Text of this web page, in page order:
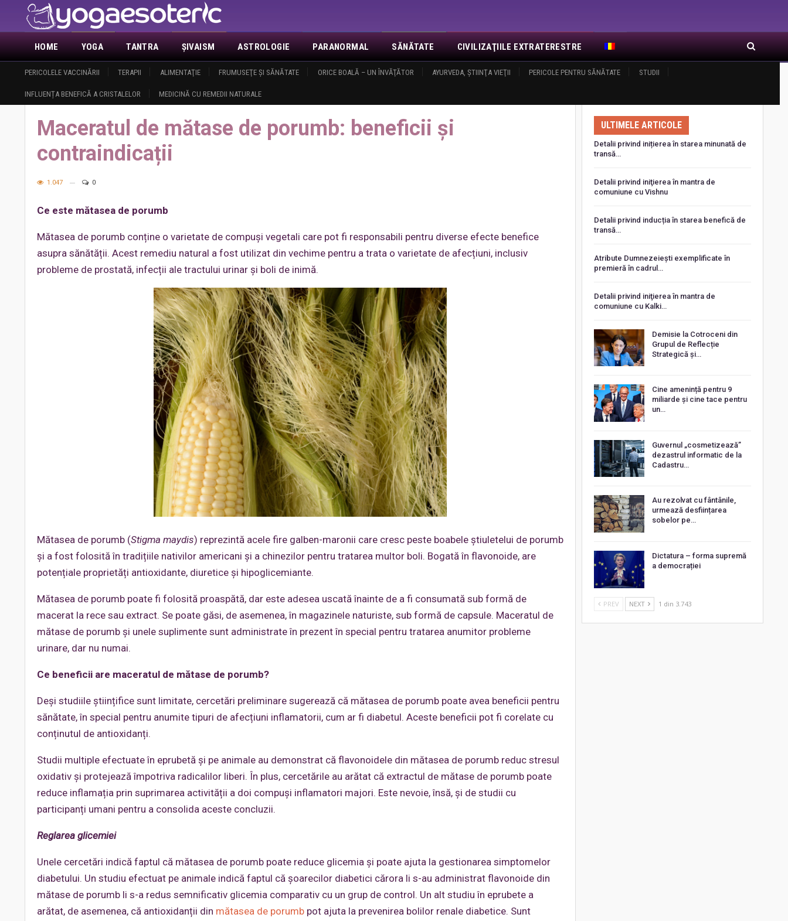
HOME
ACTUALITATE DEMASCAREA MASONERIEI ANUNŢURI DESPRE NOI EVENIMENTE REVELAŢII MISA CONTACT LOGIN ORA DE RĂSĂRIT ARTICOLE RECENTE
YOGA TANTRA ŞIVAISM ASTROLOGIE PARANORMAL SĂNĂTATE
PERICOLELE VACCINĂRII TERAPII ALIMENTAŢIE FRUMUSEŢE ŞI SĂNĂTATE ORICE BOALĂ – UN ÎNVĂŢĂTOR AYURVEDA, ŞTIINŢA VIEŢII PERICOLE PENTRU SĂNĂTATE STUDII
INFLUENȚA BENEFICĂ A CRISTALELOR MEDICINĂ CU REMEDII NATURALE
CIVILIZAŢIILE EXTRATERESTRE
Home Sănătate Terapii Maceratul de mătase de porumb: beneficii și contraindicații
Maceratul de mătase de porumb: beneficii și
contraindicații
1.047 0
Ce este mătasea de porumb
Mătasea de porumb conține o varietate de compuși vegetali care pot fi responsabili pentru diverse efecte benefice
asupra sănătății. Acest remediu natural a fost utilizat din vechime pentru a trata o varietate de afecțiuni, inclusiv
probleme de prostată, infecții ale tractului urinar și boli de inimă.
Mătasea de porumb (Stigma maydis) reprezintă acele fire galben-maronii care cresc peste boabele știuletelui de porumb
și a fost folosită în tradițiile nativilor americani și a chinezilor pentru tratarea multor boli. Bogată în flavonoide, are
potențiale proprietăți antioxidante, diuretice și hipoglicemiante.
Mătasea de porumb poate fi folosită proaspătă, dar este adesea uscată înainte de a fi consumată sub formă de
macerat la rece sau extract. Se poate găsi, de asemenea, în magazinele naturiste, sub formă de capsule. Maceratul de
mătase de porumb și unele suplimente sunt administrate în prezent în special pentru tratarea anumitor probleme
urinare, dar nu numai.
Ce beneficii are maceratul de mătase de porumb?
Deși studiile științifice sunt limitate, cercetări preliminare sugerează că mătasea de porumb poate avea beneficii pentru
sănătate, în special pentru anumite tipuri de afecțiuni inflamatorii, cum ar fi diabetul. Aceste beneficii pot fi corelate cu
conținutul de antioxidanți.
Studii multiple efectuate în eprubetă și pe animale au demonstrat că flavonoidele din mătasea de porumb reduc stresul
oxidativ și protejează împotriva radicalilor liberi. În plus, cercetările au arătat că extractul de mătase de porumb poate
reduce inflamația prin suprimarea activității a doi compuși inflamatori majori. Este nevoie, însă, și de studii cu
participanți umani pentru a consolida aceste concluzii.
Reglarea glicemiei
Unele cercetări indică faptul că mătasea de porumb poate reduce glicemia și poate ajuta la gestionarea simptomelor
diabetului. Un studiu efectuat pe animale indică faptul că șoarecilor diabetici cărora li s-au administrat flavonoide din
mătase de porumb li s-a redus semnificativ glicemia comparativ cu un grup de control. Un alt studiu în eprubete a
arătat, de asemenea, că antioxidanții din mătasea de porumb pot ajuta la prevenirea bolilor renale diabetice. Sunt
ULTIMELE ARTICOLE
Detalii privind inițierea în starea minunată de
transă…
Detalii privind iniţierea în mantra de
comuniune cu Vishnu
Detalii privind inducția în starea benefică de
transă…
Atribute Dumnezeiești exemplificate în
premieră în cadrul…
Detalii privind iniţierea în mantra de
comuniune cu Kalki…
Demisie la Cotroceni din
Grupul de Reflecție
Strategică și…
Cine amenință pentru 9
miliarde și cine tace pentru
un…
Guvernul „cosmetizează”
dezastrul informatic de la
Cadastru…
Au rezolvat cu fântânile,
urmează desființarea
sobelor pe…
Dictatura – forma supremă
a democrației
PREV NEXT 1 din 3.743